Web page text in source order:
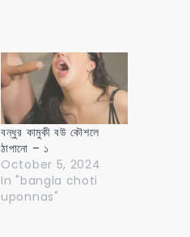
বন্ধুর কামুকী বউ কৌশলে
ঠাপানো – ১
October 5, 2024
In "bangla choti
uponnas"